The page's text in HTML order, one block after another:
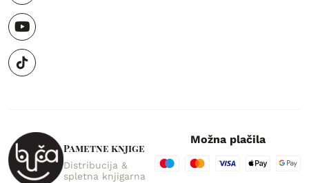
Pametne knjige
Distribucija &
spletna knjigarna
Možna plačila